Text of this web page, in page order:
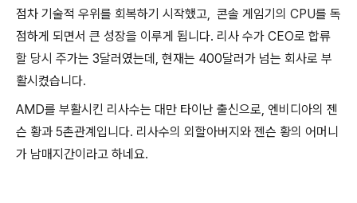
점차 기술적 우위를 회복하기 시작했고, 콘솔 게임기의 CPU를 독
점하게 되면서 큰 성장을 이루게 됩니다. 리사 수가 CEO로 합류
할 당시 주가는 3달러였는데, 현재는 400달러가 넘는 회사로 부
활시켰습니다.
AMD를 부활시킨 리사수는 대만 타이난 출신으로, 엔비디아의 젠
슨 황과 5촌관계입니다. 리사수의 외할아버지와 젠슨 황의 어머니
가 남매지간이라고 하네요.